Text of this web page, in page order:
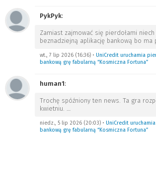
PykPyk:
Zamiast zajmować się pierdołami
beznadziejną aplikację bankową bo ma
wt., 7 lip 2026 (16:36) • UniCredit uruchamia
bankową grę fabularną “Kosmiczna Fortuna”
human1:
Trochę spóźniony ten news. Ta gra
kwietniu. …
niedz., 5 lip 2026 (20:03) • UniCredit
bankową grę fabularną “Kosmiczna Fortuna”